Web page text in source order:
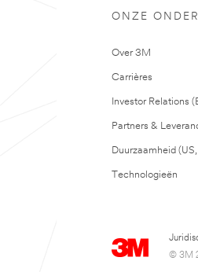
ONZE
Over 3M
Carrières
Investor Relations
Partners &
Duurzaamheid
Technologieën
© 3M